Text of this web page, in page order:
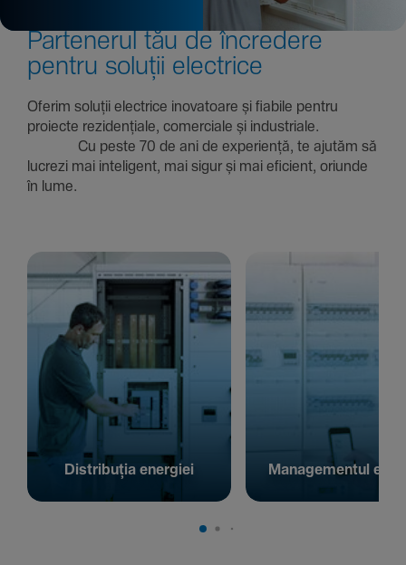
Parte­nerul tău de încre­dere
pentru soluții electrice
Oferim soluții electrice inova­toare și fiabile pentru
proiecte rezi­den­țiale, comer­ciale și indus­triale.
Cu peste 70 de ani de expe­riență, te ajutăm să
lucrezi mai inte­li­gent, mai sigur și mai eficient, oriunde
în lume.
Distribuția energiei Managementul